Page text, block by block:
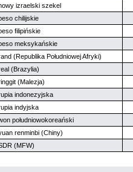
izraelski szekel
chilijskie
filipińskie
meksykańskie
(Republika Południowej Afryki)
(Brazylia)
(Malezja)
indonezyjska
indyjska
południowokoreański
renminbi (Chiny)
(MFW)